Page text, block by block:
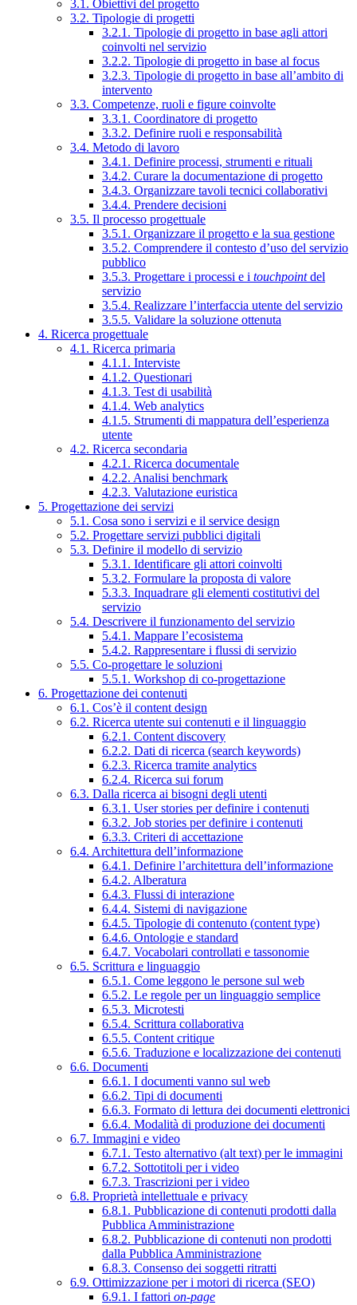
3.1. Obiettivi del progetto
3.2. Tipologie di progetti
3.2.1. Tipologie di progetto in base agli attori
coinvolti nel servizio
3.2.2. Tipologie di progetto in base al focus
3.2.3. Tipologie di progetto in base all’ambito di
intervento
3.3. Competenze, ruoli e figure coinvolte
3.3.1. Coordinatore di progetto
3.3.2. Definire ruoli e responsabilità
3.4. Metodo di lavoro
3.4.1. Definire processi, strumenti e rituali
3.4.2. Curare la documentazione di progetto
3.4.3. Organizzare tavoli tecnici collaborativi
3.4.4. Prendere decisioni
3.5. Il processo progettuale
3.5.1. Organizzare il progetto e la sua gestione
3.5.2. Comprendere il contesto d’uso del servizio
pubblico
3.5.3. Progettare i processi e i touchpointdel
servizio
3.5.4. Realizzare l’interfaccia utente del servizio
3.5.5. Validare la soluzione ottenuta
4. Ricerca progettuale
4.1. Ricerca primaria
4.1.1. Interviste
4.1.2. Questionari
4.1.3. Test di usabilità
4.1.4. Web analytics
4.1.5. Strumenti di mappatura dell’esperienza
utente
4.2. Ricerca secondaria
4.2.1. Ricerca documentale
4.2.2. Analisi benchmark
4.2.3. Valutazione euristica
5. Progettazione dei servizi
5.1. Cosa sono i servizi e il service design
5.2. Progettare servizi pubblici digitali
5.3. Definire il modello di servizio
5.3.1. Identificare gli attori coinvolti
5.3.2. Formulare la proposta di valore
5.3.3. Inquadrare gli elementi costitutivi del
servizio
5.4. Descrivere il funzionamento del servizio
5.4.1. Mappare l’ecosistema
5.4.2. Rappresentare i flussi di servizio
5.5. Co-progettare le soluzioni
5.5.1. Workshop di co-progettazione
6. Progettazione dei contenuti
6.1. Cos’è il content design
6.2. Ricerca utente sui contenuti e il linguaggio
6.2.1. Content discovery
6.2.2. Dati di ricerca (search keywords)
6.2.3. Ricerca tramite analytics
6.2.4. Ricerca sui forum
6.3. Dalla ricerca ai bisogni degli utenti
6.3.1. User stories per definire i contenuti
6.3.2. Job stories per definire i contenuti
6.3.3. Criteri di accettazione
6.4. Architettura dell’informazione
6.4.1. Definire l’architettura dell’informazione
6.4.2. Alberatura
6.4.3. Flussi di interazione
6.4.4. Sistemi di navigazione
6.4.5. Tipologie di contenuto (content type)
6.4.6. Ontologie e standard
6.4.7. Vocabolari controllati e tassonomie
6.5. Scrittura e linguaggio
6.5.1. Come leggono le persone sul web
6.5.2. Le regole per un linguaggio semplice
6.5.3. Microtesti
6.5.4. Scrittura collaborativa
6.5.5. Content critique
6.5.6. Traduzione e localizzazione dei contenuti
6.6. Documenti
6.6.1. I documenti vanno sul web
6.6.2. Tipi di documenti
6.6.3. Formato di lettura dei documenti elettronici
6.6.4. Modalità di produzione dei documenti
6.7. Immagini e video
6.7.1. Testo alternativo (alt text) per le immagini
6.7.2. Sottotitoli per i video
6.7.3. Trascrizioni per i video
6.8. Proprietà intellettuale e privacy
6.8.1. Pubblicazione di contenuti prodotti dalla
Pubblica Amministrazione
6.8.2. Pubblicazione di contenuti non prodotti
dalla Pubblica Amministrazione
6.8.3. Consenso dei soggetti ritratti
6.9. Ottimizzazione per i motori di ricerca (SEO)
6.9.1. I fattori on-page